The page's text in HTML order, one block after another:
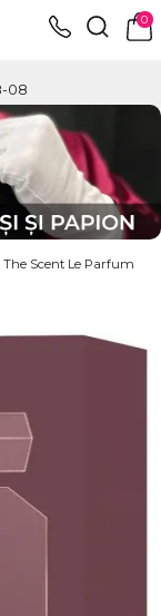
0
08
The Scent Le Parfum